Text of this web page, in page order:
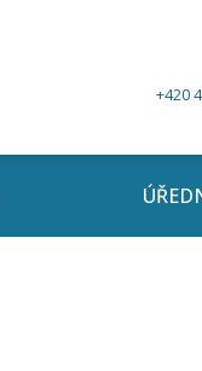
+420